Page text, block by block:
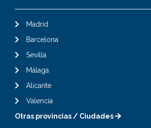
Madrid
Barcelona
Sevilla
Málaga
Alicante
Valencia
Otras provincias / Ciudades